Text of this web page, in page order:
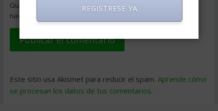
Guarda mi nombre, correo electrónico y web en este
navegador para la próxima vez que comente.
Este sitio usa Akismet para reducir el spam. Aprende cómo
se procesan los datos de tus comentarios.
REGISTRESE YA